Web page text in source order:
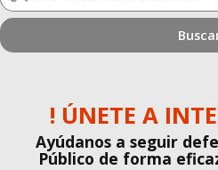
estás
buscando?
! ÚNETE A
Ayúdanos a seguir
Público de forma